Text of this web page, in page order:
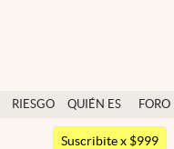
RIESGO
QUIÉN ES
QUIÉN
FORO
Argentina
Suscribite x $999